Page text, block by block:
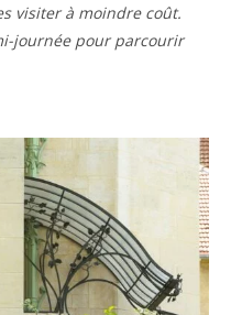
visiter à moindre coût.
journée pour parcourir